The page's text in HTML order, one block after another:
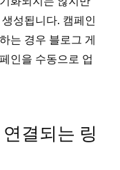
성됩니다. 캠페인
는 경우 블로그 게
인을 수동으로 업
결되는 링